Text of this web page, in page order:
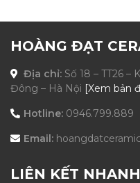
HOÀNG ĐẠT
Địa chỉ: Số 18 – TT26 –
Đông – Hà Nội [Xem bản
Hotline: 0946.799.889
Email:
LIÊN KẾT NHANH